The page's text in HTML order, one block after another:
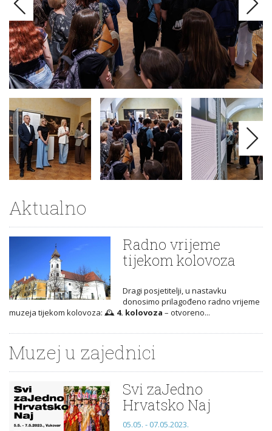
Aktualno
Radno vrijeme
tijekom kolovoza
Dragi posjetitelji, u nastavku
donosimo prilagođeno radno vrijeme
muzeja tijekom kolovoza: 🕰️ 4. kolovoza – otvoreno...
Muzej u zajednici
Svi zaJedno
Hrvatsko Naj
05.05. - 07.05.2023.